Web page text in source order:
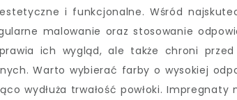
i funkcjonalne. Wśród
malowanie oraz stosowanie
ich wygląd, ale także chroni przed
Warto wybierać farby o wysokiej
wydłuża trwałość powłoki.